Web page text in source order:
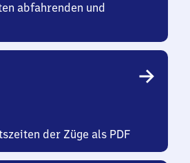
abfahrenden und
der Züge als PDF